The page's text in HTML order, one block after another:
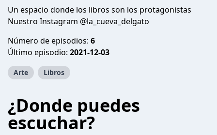
Un espacio donde los libros son los protagonistas
Nuestro Instagram @la_cueva_delgato
Número de episodios: 6
Último episodio: 2021-12-03
Arte Libros
¿Donde puedes
escuchar?